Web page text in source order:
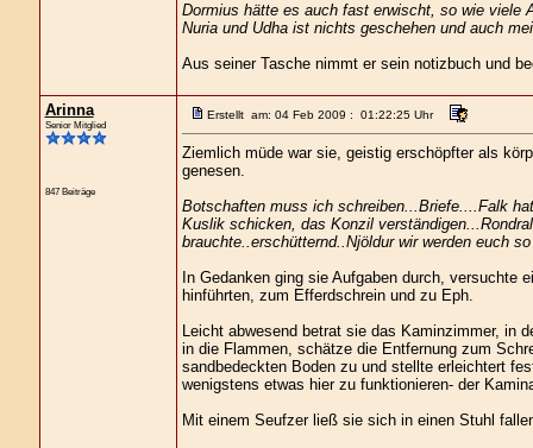
Dormius hätte es auch fast erwischt, so wie viele
Nuria und Udha ist nichts geschehen und auch
Aus seiner Tasche nimmt er sein notizbuch und
Arinna
Senior Mitglied
847 Beiträge
Erstellt am: 04 Feb 2009 : 01:22:25 Uhr
Ziemlich müde war sie, geistig erschöpfter als
genesen.
Botschaften muss ich schreiben...Briefe....Falk
Kuslik schicken, das Konzil
brauchte..erschütternd..Njöldur wir werden euch
In Gedanken ging sie Aufgaben durch, versuchte
hinführten, zum Efferdschrein und zu Eph.
Leicht abwesend betrat sie das Kaminzimmer, in
in die Flammen, schätze die Entfernung zum
sandbedeckten Boden zu und stellte erleichtert
wenigstens etwas hier zu funktionieren- der
Mit einem Seufzer ließ sie sich in einen Stuhl